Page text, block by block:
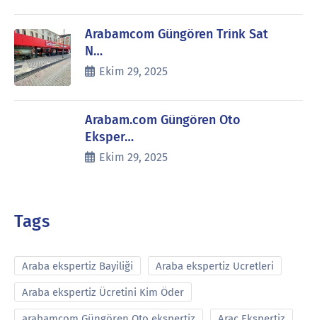
Arabamcom Güngören Trink Sat
N…
Ekim 29, 2025
Arabam.com Güngören Oto
Eksper…
Ekim 29, 2025
Tags
Araba ekspertiz Bayiliği Araba ekspertiz Ucretleri
Araba ekspertiz Ücretini Kim Öder